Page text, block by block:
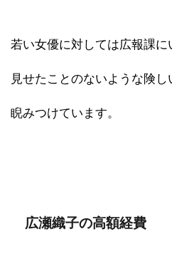
若い女優に対しては広報課に
見せたことのないような険し
睨みつけています。
広瀬織子の高額経費